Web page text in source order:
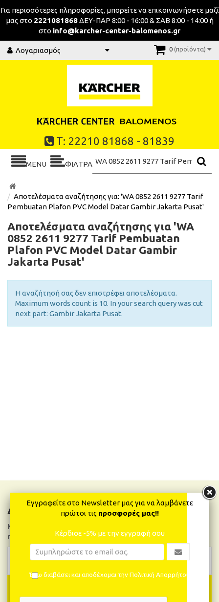
Για περισσότερες πληροφορίες, μπορείτε να επικοινωνήσeτε μαζί
μας στο 2221081868ΔΕΥ-ΠΑΡ 8:00 - 16:00 & ΣΑΒ 8:00 - 14:00 ή
στο info@karcher-center-balomenos.gr
Λογαριασμός 0 (προϊόντα)
Τ: 22210 81868 - 81839
ΦΙΛΤΡΑ
MENU
Αποτελέσματα αναζήτησης για: 'WA 0852 2611 9277 Tarif
Pembuatan Plafon PVC Model Datar Gambir Jakarta Pusat'
Αποτελέσματα αναζήτησης για 'WA
0852 2611 9277 Tarif Pembuatan
Plafon PVC Model Datar Gambir
Jakarta Pusat'
Η αναζήτησή σας δεν επιστρέφει αποτελέσματα.
Maximum words count is 10. In your search query was cut
next part: Gambir Jakarta Pusat.
Δελτίο Νέων
Κάνε εγγραφή και θα μαθαίνεις πρώτος όλα τα νέα και
προσφορές!
Εγγραφείτε στο Newsletter μας για να λαμβάνετε
πρώτοι τις προσφορές μας!!
Κέρδισε -5% με την εγγραφή σου
Έχω διαβάσει και αποδέχομαι την Πολιτική Απορρήτου